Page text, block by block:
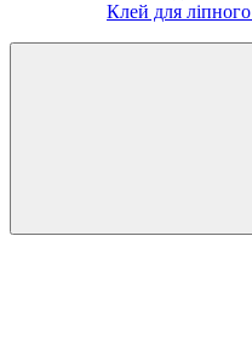
Клей для